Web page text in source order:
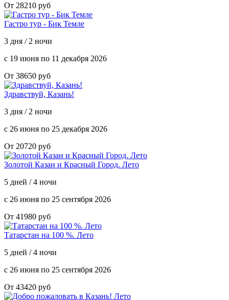
От 28210 руб
Гастро тур - Бик Темле
3 дня / 2 ночи
с 19 июня по 11 декабря 2026
От 38650 руб
Здравствуй, Казань!
3 дня / 2 ночи
с 26 июня по 25 декабря 2026
От 20720 руб
Золотой Казан и Красный Город. Лето
5 дней / 4 ночи
с 26 июня по 25 сентября 2026
От 41980 руб
Татарстан на 100 %. Лето
5 дней / 4 ночи
с 26 июня по 25 сентября 2026
От 43420 руб